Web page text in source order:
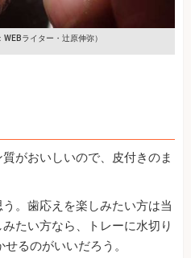
WEBライター・辻原伸弥）
がおいしいので、皮付きのま
。歯応えを楽しみたい方は当
たい方なら、トレーに水切り
るのがいいだろう。